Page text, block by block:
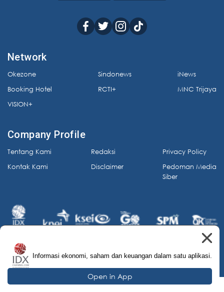
Network
Okezone
Booking Hotel
VISION+
Sindonews
RCTI+
iNews
MNC Trijaya
Company Profile
Tentang Kami
Kontak Kami
Redaksi
Disclaimer
Privacy Policy
Pedoman Media
Siber
© 2026 IDX Channel. All Rights Reserved.
Informasi ekonomi, saham dan keuangan dalam satu aplikasi.
Open in App